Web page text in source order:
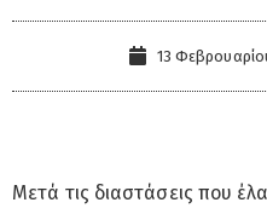
13
Μετά τις διαστάσεις που